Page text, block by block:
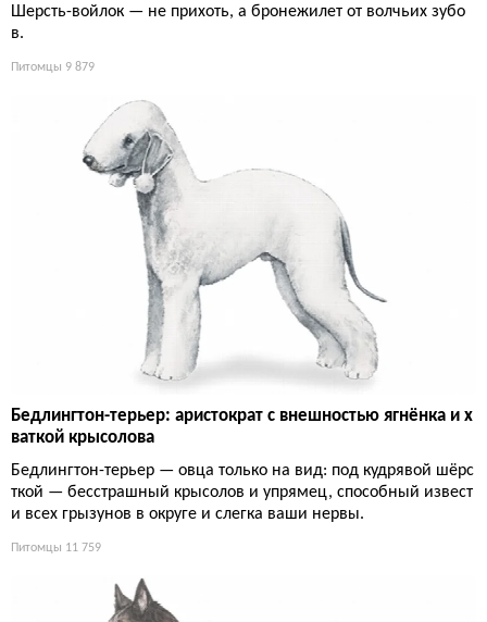
Шерсть-войлок — не прихоть, а бронежилет от волчьих зубо
в.
Питомцы 9 879
Бедлингтон-терьер: аристократ с внешностью ягнёнка и х
ваткой крысолова
Бедлингтон-терьер — овца только на вид: под кудрявой шёрс
ткой — бесстрашный крысолов и упрямец, способный извест
и всех грызунов в округе и слегка ваши нервы.
Питомцы 11 759